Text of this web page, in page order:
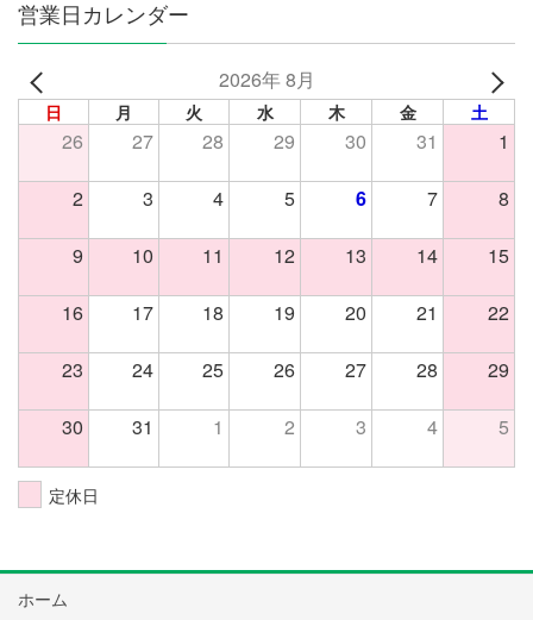
営業日カレンダー
2026年 8月
日 月 火 水 木 金 土
26 27 28 29 30 31 1
2 3 4 5 6 7 8
9 10 11 12 13 14 15
16 17 18 19 20 21 22
23 24 25 26 27 28 29
30 31 1 2 3 4 5
定休日
ホーム